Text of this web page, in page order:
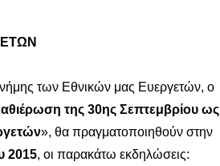
των Εθνικών μας Ευεργετών, ο
της 30ης Σεπτεμβρίου ως
», θα πραγματοποιηθούν στην
2015, οι παρακάτω εκδηλώσεις: